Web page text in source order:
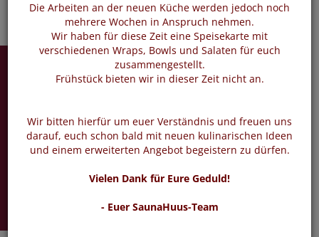
Seepferdchen
Schwimmen lernen
Sonntag 14.06.2026 -
27.09.2026
Die Arbeiten an der neuen Küche werden jedoch noch
mehrere Wochen in Anspruch nehmen.
Wir haben für diese Zeit eine Speisekarte mit
verschiedenen Wraps, Bowls und Salaten für euch
zusammengestellt.
Frühstück bieten wir in dieser Zeit nicht an.
Wir bitten hierfür um euer Verständnis und freuen uns
darauf, euch schon bald mit neuen kulinarischen Ideen
und einem erweiterten Angebot begeistern zu dürfen.
Vielen Dank für Eure Geduld!
- Euer SaunaHuus-Team